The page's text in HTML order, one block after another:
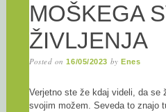
MOŠKEGA
ŽIVLJENJA
Posted on16/05/2023 byEnes
Verjetno ste že kdaj videli, da se
svojim možem. Seveda to znajo